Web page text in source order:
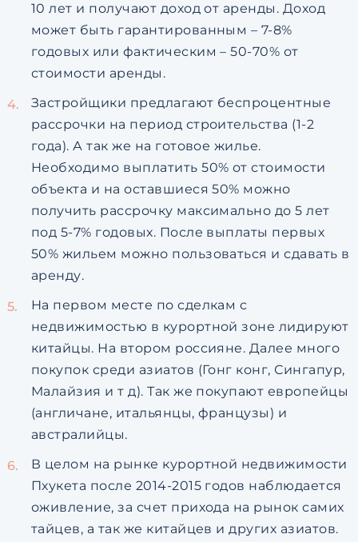
10 лет и получают доход от аренды. Доход
может быть гарантированным – 7-8%
годовых или фактическим – 50-70% от
стоимости аренды.
Застройщики предлагают беспроцентные
рассрочки на период строительства (1-2
года). А так же на готовое жилье.
Необходимо выплатить 50% от стоимости
объекта и на оставшиеся 50% можно
получить рассрочку максимально до 5 лет
под 5-7% годовых. После выплаты первых
50% жильем можно пользоваться и сдавать в
аренду.
На первом месте по сделкам с
недвижимостью в курортной зоне лидируют
китайцы. На втором россияне. Далее много
покупок среди азиатов (Гонг конг, Сингапур,
Малайзия и т д). Так же покупают европейцы
(англичане, итальянцы, французы) и
австралийцы.
В целом на рынке курортной недвижимости
Пхукета после 2014-2015 годов наблюдается
оживление, за счет прихода на рынок самих
тайцев, а так же китайцев и других азиатов.